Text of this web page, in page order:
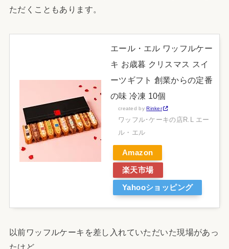
ただくこともあります。
エール・エル ワッフルケー
キ お歳暮 クリスマス スイ
ーツギフト 創業からの定番
の味 冷凍 10個
created by Rinker
ワッフル･ケーキの店R.L エー
ル・エル
Amazon
楽天市場
Yahooショッピング
以前ワッフルケーキを差し入れていただいた現場があっ
たけど、